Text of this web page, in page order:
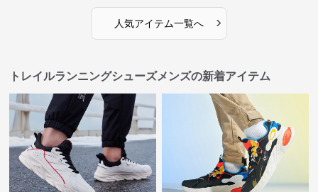
人気アイテム一覧へ ›
トレイルランニングシューズメンズの新着アイテム